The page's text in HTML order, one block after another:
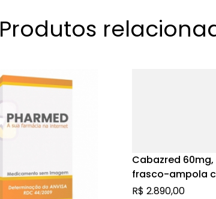
Produtos
Cabazred 60mg,
frasco-ampola
solução de uso
R$ 2.890,00